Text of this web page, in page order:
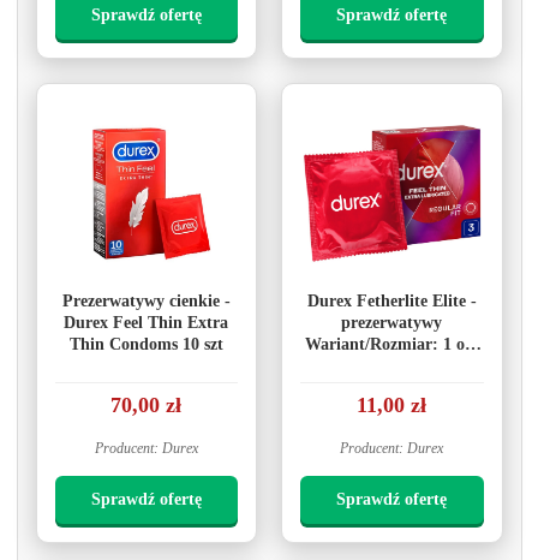
Sprawdź ofertę Sprawdź ofertę
Prezerwatywy cienkie -
Durex Feel Thin Extra
Thin Condoms 10 szt
70,00 zł
Producent: Durex
Sprawdź ofertę
Durex Fetherlite Elite -
prezerwatywy
Wariant/Rozmiar: 1 op,
11,00 zł
Producent: Durex
Sprawdź ofertę